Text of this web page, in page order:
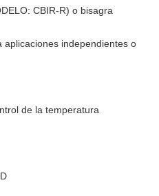
CBIR-R) o bisagra
aplicaciones independientes o
de la temperatura